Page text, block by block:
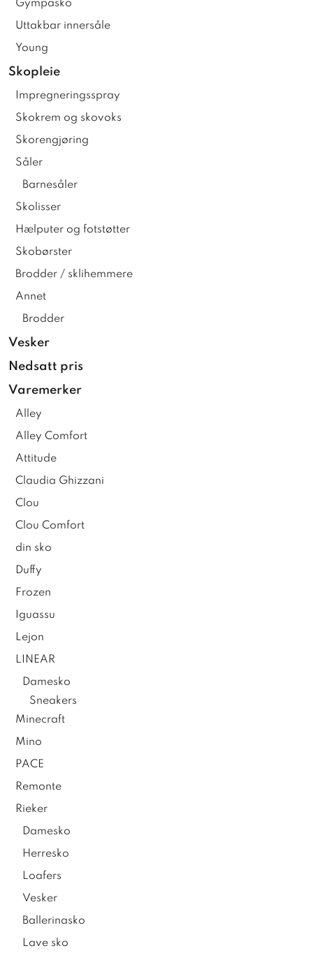
Gympasko
Uttakbar innersåle
Young
Skopleie
Impregneringsspray
Skokrem og skovoks
Skorengjøring
Såler
Barnesåler
Skolisser
Hælputer og fotstøtter
Skobørster
Brodder / sklihemmere
Annet
Brodder
Vesker
Nedsatt pris
Varemerker
Alley
Alley Comfort
Attitude
Claudia Ghizzani
Clou
Clou Comfort
din sko
Duffy
Frozen
Iguassu
Lejon
LINEAR
Damesko
Sneakers
Minecraft
Mino
PACE
Remonte
Rieker
Damesko
Herresko
Loafers
Vesker
Ballerinasko
Lave sko